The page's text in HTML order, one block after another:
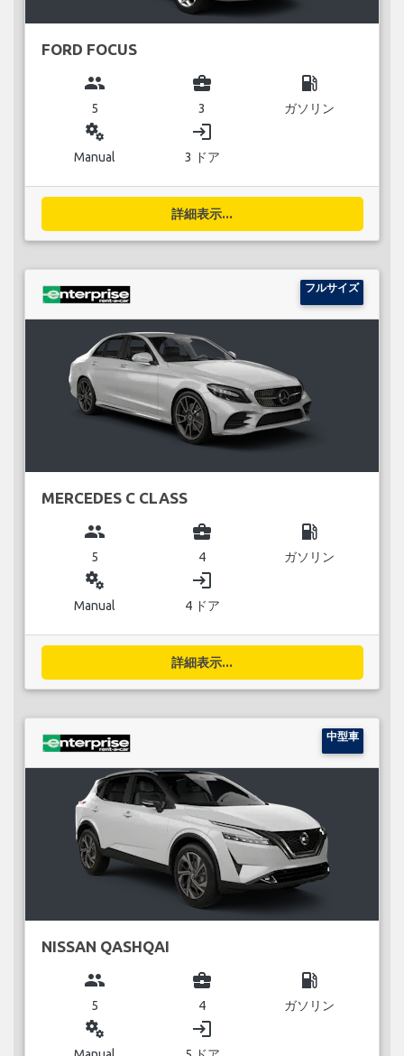
FORD FOCUS
group
5
business_center
3
local_gas_station
ガソリン
miscellaneous_services
Manual
login
3 ドア
詳細表示...
フルサイズ
MERCEDES C CLASS
group
5
business_center
4
local_gas_station
ガソリン
miscellaneous_services
Manual
login
4 ドア
詳細表示...
中型車
NISSAN QASHQAI
group
5
business_center
4
local_gas_station
ガソリン
miscellaneous_services login